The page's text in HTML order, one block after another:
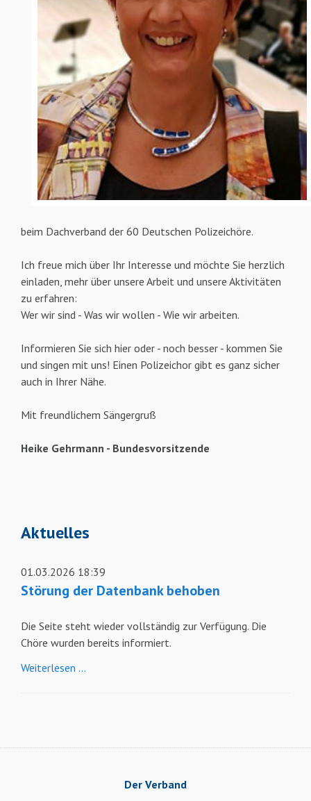
beim Dachverband der 60 Deutschen Polizeichöre.
Ich freue mich über Ihr Interesse und möchte Sie herzlich
einladen, mehr über unsere Arbeit und unsere Aktivitäten
zu erfahren:
Wer wir sind - Was wir wollen - Wie wir arbeiten.
Informieren Sie sich hier oder - noch besser - kommen Sie
und singen mit uns! Einen Polizeichor gibt es ganz sicher
auch in Ihrer Nähe.
Mit freundlichem Sängergruß
Heike Gehrmann - Bundesvorsitzende
Aktuelles
01.03.2026 18:39
Störung der Datenbank behoben
Die Seite steht wieder vollständig zur Verfügung. Die
Chöre wurden bereits informiert.
Weiterlesen …Störung
Der Verband